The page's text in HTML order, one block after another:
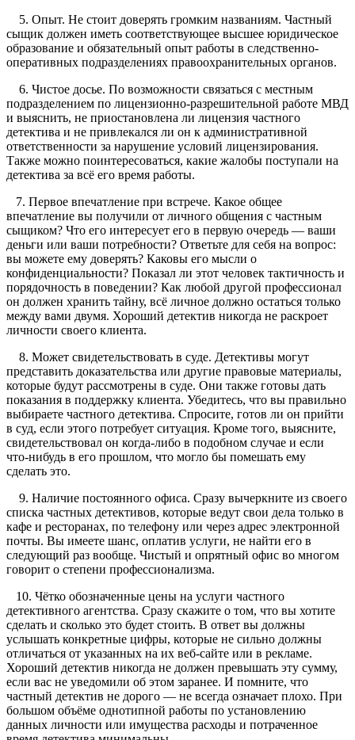
5. Опыт. Не стоит доверять громким названиям. Частный
сыщик должен иметь соответствующее высшее юридическое
образование и обязательный опыт работы в следственно-
оперативных подразделениях правоохранительных органов.
6. Чистое досье. По возможности связаться с местным
подразделением по лицензионно-разрешительной работе МВД
и выяснить, не приостановлена ли лицензия частного
детектива и не привлекался ли он к административной
ответственности за нарушение условий лицензирования.
Также можно поинтересоваться, какие жалобы поступали на
детектива за всё его время работы.
7. Первое впечатление при встрече. Какое общее
впечатление вы получили от личного общения с частным
сыщиком? Что его интересует его в первую очередь — ваши
деньги или ваши потребности? Ответьте для себя на вопрос:
вы можете ему доверять? Каковы его мысли о
конфиденциальности? Показал ли этот человек тактичность и
порядочность в поведении? Как любой другой профессионал
он должен хранить тайну, всё личное должно остаться только
между вами двумя. Хороший детектив никогда не раскроет
личности своего клиента.
8. Может свидетельствовать в суде. Детективы могут
представить доказательства или другие правовые материалы,
которые будут рассмотрены в суде. Они также готовы дать
показания в поддержку клиента. Убедитесь, что вы правильно
выбираете частного детектива. Спросите, готов ли он прийти
в суд, если этого потребует ситуация. Кроме того, выясните,
свидетельствовал он когда-либо в подобном случае и если
что-нибудь в его прошлом, что могло бы помешать ему
сделать это.
9. Наличие постоянного офиса. Сразу вычеркните из своего
списка частных детективов, которые ведут свои дела только в
кафе и ресторанах, по телефону или через адрес электронной
почты. Вы имеете шанс, оплатив услуги, не найти его в
следующий раз вообще. Чистый и опрятный офис во многом
говорит о степени профессионализма.
10. Чётко обозначенные цены на услуги частного
детективного агентства. Сразу скажите о том, что вы хотите
сделать и сколько это будет стоить. В ответ вы должны
услышать конкретные цифры, которые не сильно должны
отличаться от указанных на их веб-сайте или в рекламе.
Хороший детектив никогда не должен превышать эту сумму,
если вас не уведомили об этом заранее. И помните, что
частный детектив не дорого — не всегда означает плохо. При
большом объёме однотипной работы по установлению
данных личности или имущества расходы и потраченное